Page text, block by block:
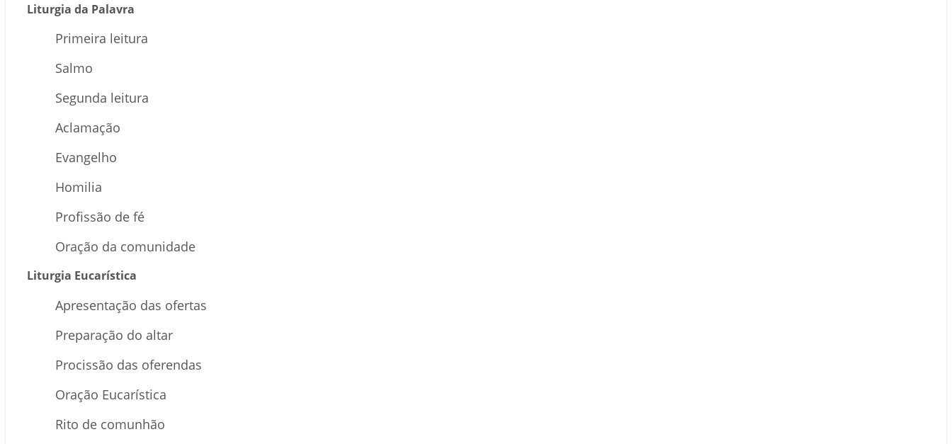
Liturgia da Palavra
Primeira leitura
Salmo
Segunda leitura
Aclamação
Evangelho
Homilia
Profissão de fé
Oração da comunidade
Liturgia Eucarística
Apresentação das ofertas
Preparação do altar
Procissão das oferendas
Oração Eucarística
Rito de comunhão